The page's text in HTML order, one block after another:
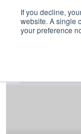
If you decline,
website. A single
your preference